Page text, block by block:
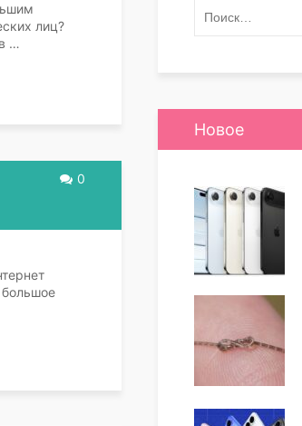
лиц?
…
0
Новое